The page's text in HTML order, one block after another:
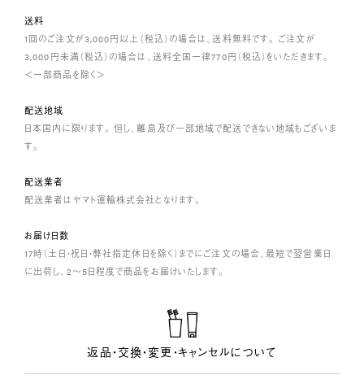
送料
1回のご注文が3,000円以上（税込）の場合は、送料無料です。 ご注文が
3,000円未満（税込）の場合は、送料全国一律770円（税込）をいただきます。
＜一部商品を除く＞
配送地域
日本国内に限ります。 但し、離島及び一部地域で配送できない地域もございま
す。
配送業者
配送業者はヤマト運輸株式会社となります。
お届け日数
17時（土日・祝日・弊社指定休日を除く）までにご注文の場合、最短で翌営業日
に出荷し、2～5日程度で商品をお届けいたします。
返品・交換・変更・キャンセルについて